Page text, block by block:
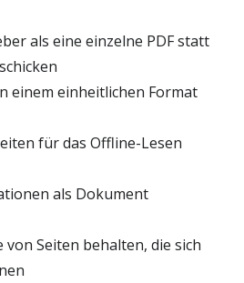
als eine einzelne PDF statt
einem einheitlichen Format
für das Offline-Lesen
als Dokument
von Seiten behalten, die sich